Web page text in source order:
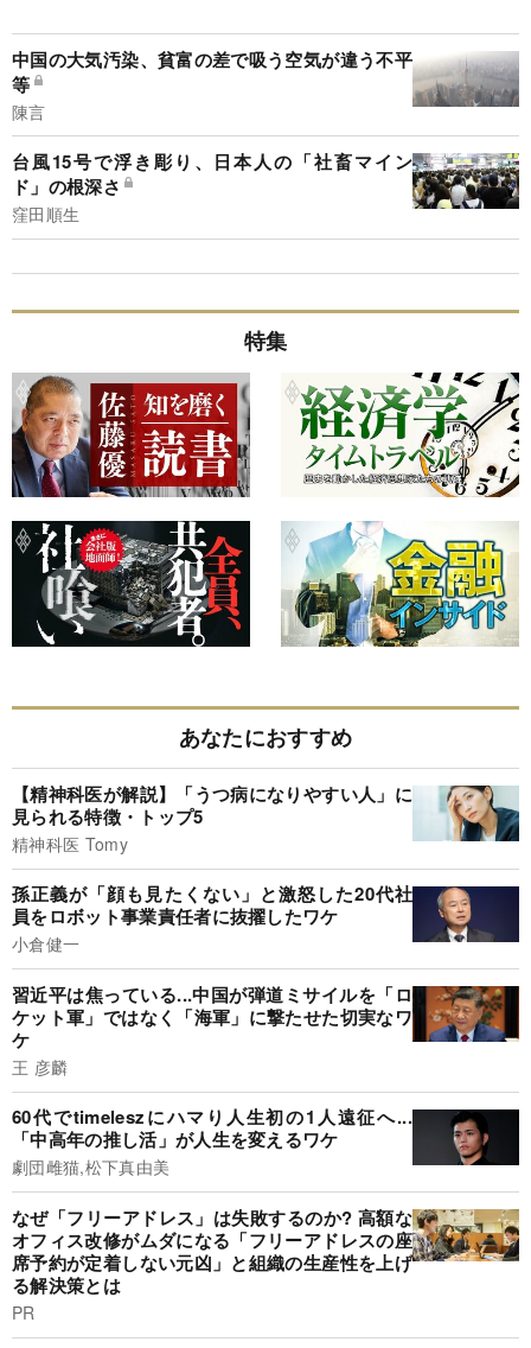
中国の大気汚染、貧富の差で吸う空気が違う不平
等
陳言
台風15号で浮き彫り、日本人の「社畜マイン
ド」の根深さ
窪田順生
特集
あなたにおすすめ
【精神科医が解説】「うつ病になりやすい人」に
見られる特徴・トップ5
精神科医 Tomy
孫正義が「顔も見たくない」と激怒した20代社
員をロボット事業責任者に抜擢したワケ
小倉健一
習近平は焦っている...中国が弾道ミサイルを「ロ
ケット軍」ではなく「海軍」に撃たせた切実なワ
ケ
王 彦麟
60代でtimeleszにハマり人生初の1人遠征へ...
「中高年の推し活」が人生を変えるワケ
劇団雌猫,松下真由美
なぜ「フリーアドレス」は失敗するのか? 高額な
オフィス改修がムダになる「フリーアドレスの座
席予約が定着しない元凶」と組織の生産性を上げ
る解決策とは
PR